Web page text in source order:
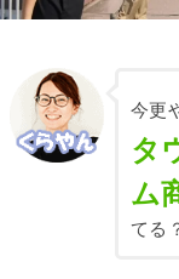
今更
タ
ム
てる